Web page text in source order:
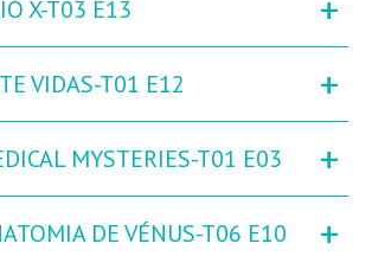
X-T03 E13
VIDAS-T01 E12 +
MYSTERIES-T01 E03 +
DE VÉNUS-T06 E10 +